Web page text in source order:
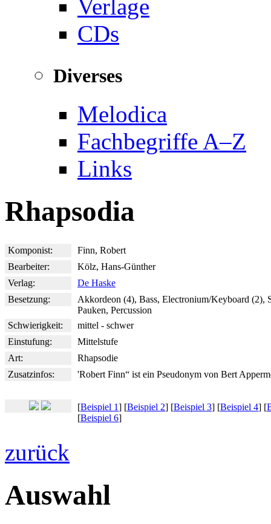
Verlage
CDs
Diverses
Melodica
Fachbegriffe A–Z
Links
Rhapsodia
Komponist:
Finn, Robert
Bearbeiter:
Kölz, Hans-Günther
Verlag:
De Haske
Besetzung:
Akkordeon (4), Bass, Electronium/Keyboard (2),
Pauken, Percussion
Schwierigkeit:
mittel - schwer
Einstufung:
Mittelstufe
Art:
Rhapsodie
Zusatzinfos:
'Robert Finn“ ist ein Pseudonym von Bert
[Beispiel 1] [Beispiel 2] [Beispiel 3] [Beispiel 4] [
[Beispiel 6]
zurück
Auswahl